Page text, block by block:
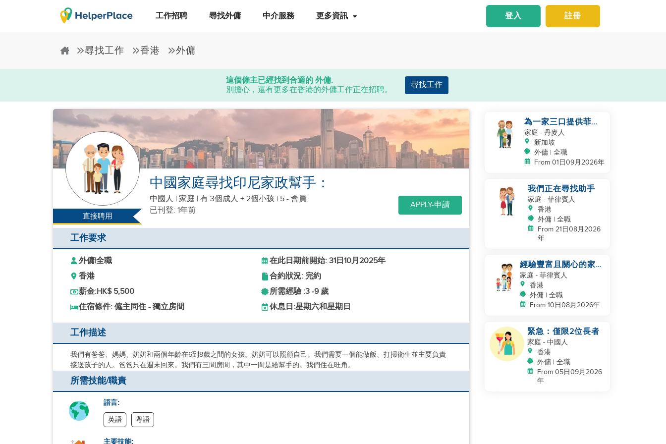
工作招聘 尋找外傭 中介服務 更多資訊 註冊
登入
尋找工作 香港 外傭
這個僱主已經找到合適的 外傭.
別擔心，還有更多在香港的外傭工作正在招聘。
尋找工作
直接聘用
中國家庭尋找印尼家政幫手：
中國人 | 家庭 | 有 3個成人 + 2個小孩 | 5 - 會員
已刊登: 1年前
APPLY-申請
工作要求
外傭|全職
在此日期前開始: 31日10月2025年
香港
合約狀況: 完約
薪金:HK$ 5,500 所需經驗 :3 -9 歲
住宿條件: 僱主同住 - 獨立房間
休息日:星期六和星期日
工作描述
我們有爸爸、媽媽、奶奶和兩個年齡在6到8歲之間的女孩。奶奶可以照顧自己。我們需要一個能做飯、打掃衛生並主要負責
接送孩子的人。爸爸只在週末回來。我們有三間房間，其中一間是給幫手的。我們住在旺角。
所需技能/職責
語言:
英語 粵語
主要技能:
為一家三口提供菲佣
服務
家庭 - 丹麥人
新加坡
外傭 | 全職
From 01日09月2026年
我們正在尋找助手
家庭 - 菲律賓人
香港
外傭 | 全職
From 21日08月2026
年
經驗豐富且關心的家務
助手，專注於兒童護理
家庭 - 菲律賓人
香港
外傭 | 全職
From 10日08月2026年
緊急：僅限2位長者
家庭 - 中國人
香港
外傭 | 全職
From 05日09月2026
年